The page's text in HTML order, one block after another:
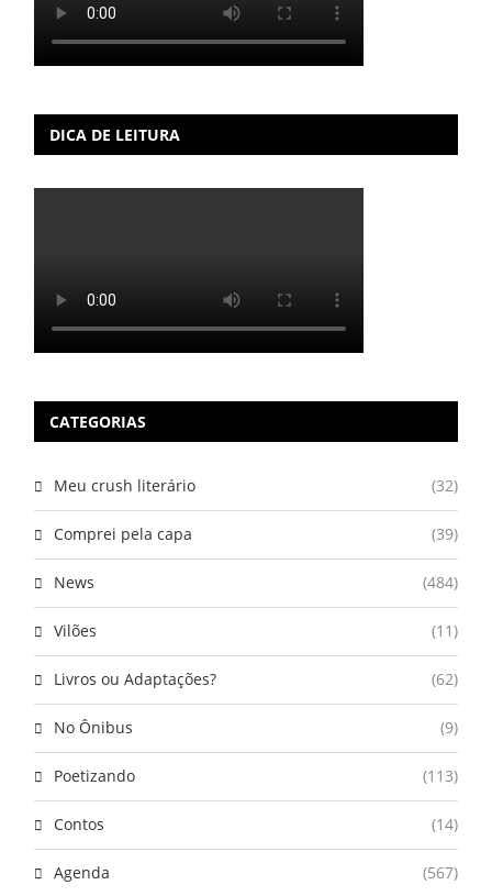
DICA DE LEITURA
CATEGORIAS
Meu crush literário (32)
Comprei pela capa (39)
News (484)
Vilões (11)
Livros ou Adaptações? (62)
No Ônibus (9)
Poetizando (113)
Contos (14)
Agenda (567)